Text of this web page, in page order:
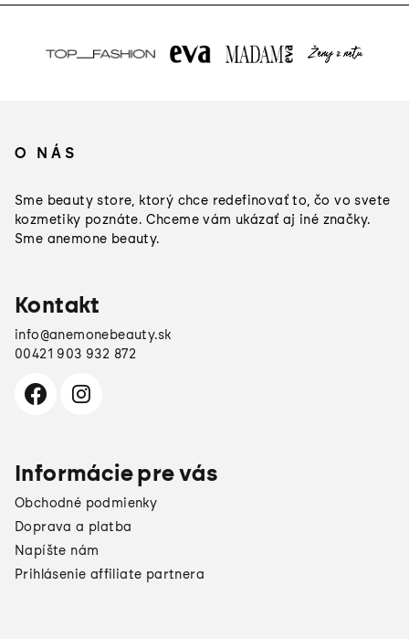
O NÁS
Sme beauty store, ktorý chce redefinovať to, čo vo svete
kozmetiky poznáte. Chceme vám ukázať aj iné značky.
Sme anemone beauty.
Kontakt
info@anemonebeauty.sk
00421 903 932 872
Informácie pre vás
Obchodné podmienky
Doprava a platba
Napíšte nám
Prihlásenie affiliate partnera